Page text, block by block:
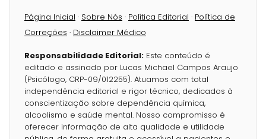
Página Inicial · Sobre Nós · Política Editorial · Política de
Correções · Disclaimer Médico
Responsabilidade Editorial: Este conteúdo é
editado e assinado por Lucas Michael Campos Araujo
(Psicólogo, CRP-09/012255). Atuamos com total
independência editorial e rigor técnico, dedicados à
conscientização sobre dependência química,
alcoolismo e saúde mental. Nosso compromisso é
oferecer informação de alta qualidade e utilidade